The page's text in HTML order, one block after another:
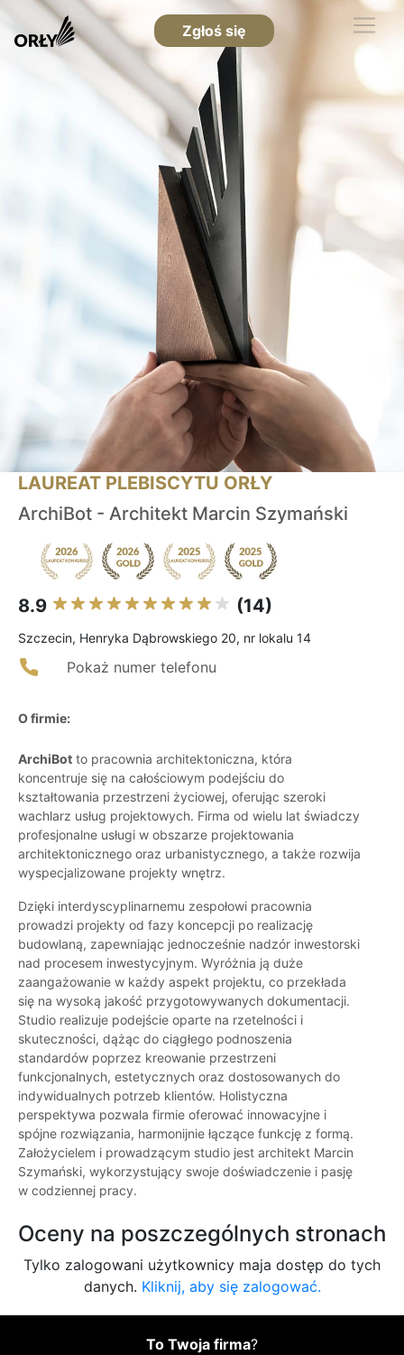
Zgłoś się
LAUREAT PLEBISCYTU ORŁY
ArchiBot - Architekt Marcin Szymański
8.9 (14)
Szczecin, Henryka Dąbrowskiego 20, nr lokalu 14
Pokaż numer telefonu
O firmie:
ArchiBot to pracownia architektoniczna, która
koncentruje się na całościowym podejściu do
kształtowania przestrzeni życiowej, oferując szeroki
wachlarz usług projektowych. Firma od wielu lat świadczy
profesjonalne usługi w obszarze projektowania
architektonicznego oraz urbanistycznego, a także rozwija
wyspecjalizowane projekty wnętrz.
Dzięki interdyscyplinarnemu zespołowi pracownia
prowadzi projekty od fazy koncepcji po realizację
budowlaną, zapewniając jednocześnie nadzór inwestorski
nad procesem inwestycyjnym. Wyróżnia ją duże
zaangażowanie w każdy aspekt projektu, co przekłada
się na wysoką jakość przygotowywanych dokumentacji.
Studio realizuje podejście oparte na rzetelności i
skuteczności, dążąc do ciągłego podnoszenia
standardów poprzez kreowanie przestrzeni
funkcjonalnych, estetycznych oraz dostosowanych do
indywidualnych potrzeb klientów. Holistyczna
perspektywa pozwala firmie oferować innowacyjne i
spójne rozwiązania, harmonijnie łączące funkcję z formą.
Założycielem i prowadzącym studio jest architekt Marcin
Szymański, wykorzystujący swoje doświadczenie i pasję
w codziennej pracy.
Oceny na poszczególnych stronach
Tylko zalogowani użytkownicy maja dostęp do tych
danych. Kliknij, aby się zalogować.
To Twoja firma?